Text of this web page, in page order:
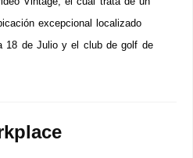
excepcional localizado
18 de Julio y el club de golf de